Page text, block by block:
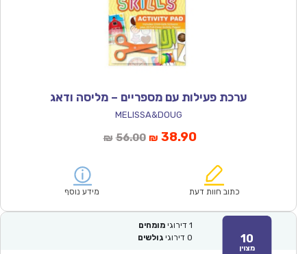
ערכת פעילות עם מספריים – מליסה ודאג
MELISSA&DOUG
₪ 56.00המחיר
₪56.00.
₪ 38.90המחיר
הוא:
כתוב חוות דעת מידע נוסף
10
מצוין
1 דירוגי מומחים
0 דירוגי גולשים